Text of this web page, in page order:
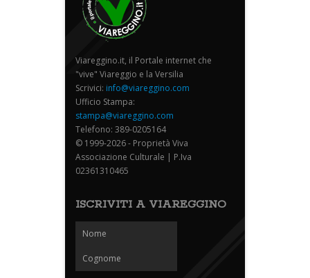
Viareggino.it, il Portale internet che
"vive" Viareggio e la Versilia
Scrivici: info@viareggino.com
Ufficio Stampa:
stampa@viareggino.com
Telefono: 389-0205164
© 1999-2026 - Proprietà Viva
Associazione Culturale | P.Iva
02361310465
ISCRIVITI A VIAREGGINO